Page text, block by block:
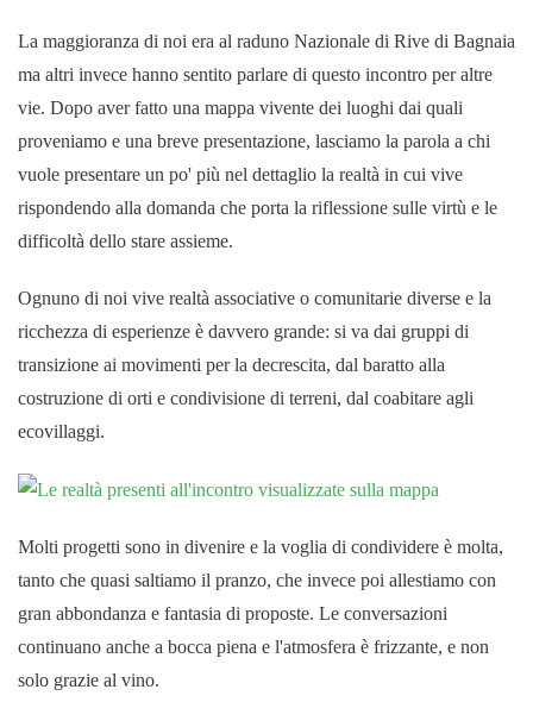
La maggioranza di noi era al raduno Nazionale di Rive di Bagnaia
ma altri invece hanno sentito parlare di questo incontro per altre
vie. Dopo aver fatto una mappa vivente dei luoghi dai quali
proveniamo e una breve presentazione, lasciamo la parola a chi
vuole presentare un po' più nel dettaglio la realtà in cui vive
rispondendo alla domanda che porta la riflessione sulle virtù e le
difficoltà dello stare assieme.
Ognuno di noi vive realtà associative o comunitarie diverse e la
ricchezza di esperienze è davvero grande: si va dai gruppi di
transizione ai movimenti per la decrescita, dal baratto alla
costruzione di orti e condivisione di terreni, dal coabitare agli
ecovillaggi.
Molti progetti sono in divenire e la voglia di condividere è molta,
tanto che quasi saltiamo il pranzo, che invece poi allestiamo con
gran abbondanza e fantasia di proposte. Le conversazioni
continuano anche a bocca piena e l'atmosfera è frizzante, e non
solo grazie al vino.